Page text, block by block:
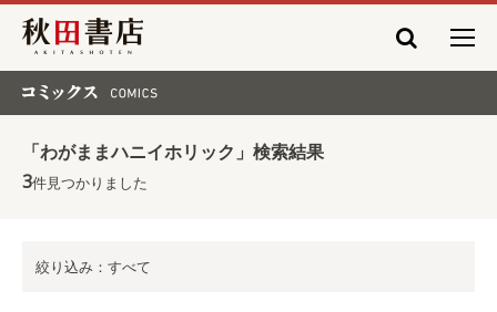
秋田書店
「わがままハニイホリック」検索結果
3件見つかりました
絞り込み：すべて